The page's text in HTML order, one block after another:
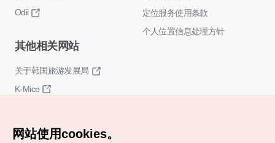
Odii
定位服务使用条款
个人位置信息处理方针
其他相关网站
关于韩国旅游发展局
K-Mice
网站使用cookies。